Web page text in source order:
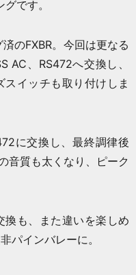
です。
のFXBR。今回は更なる
AC、RS472へ交換し、
イッチも取り付けしま
に交換し、最終調律後
音質も太くなり、ピーク
換も、また違いを楽しめ
パインバレーに。